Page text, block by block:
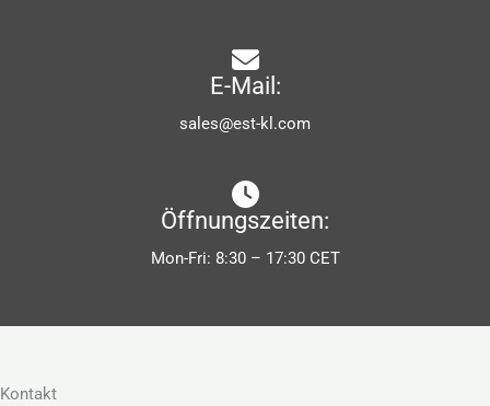
E-Mail:
sales@est-kl.com
Öffnungszeiten:
Mon-Fri: 8:30 – 17:30 CET
Kontakt